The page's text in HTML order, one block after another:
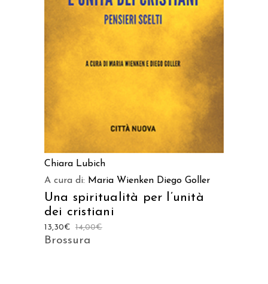
AGGIUNGI AL CARRELLO
Chiara Lubich
A cura di: Maria Wienken Diego Goller
Una spiritualità per l’unità
dei cristiani
14,00€
13,30€
Brossura